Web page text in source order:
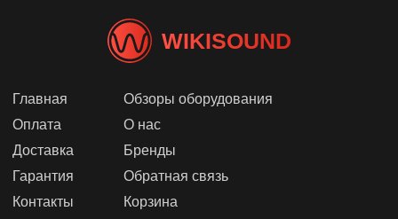
WIKISOUND
Главная
Оплата
Доставка
Гарантия
Контакты
Обзоры оборудования
О нас
Бренды
Обратная связь
Корзина